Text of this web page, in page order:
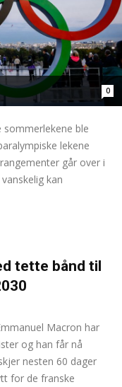
0
sommerlekene ble
lekene
går over i
kan
tette bånd til
Macron har
og han får nå
nesten 60 dager
for de franske